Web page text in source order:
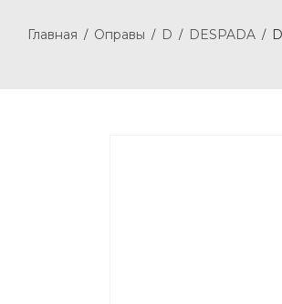
Главная / Оправы / D / DESPADA /